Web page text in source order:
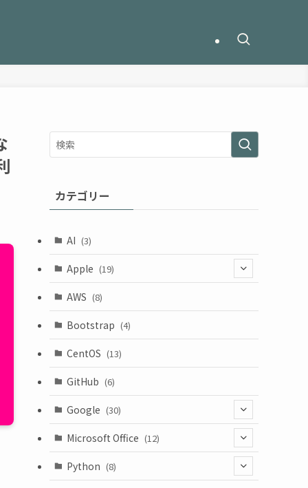
カテゴリー
AI (3)
Apple (19)
(1)
(18)
AWS (8)
Bootstrap (4)
CentOS (13)
GitHub (6)
Google (30)
(6)
Microsoft Office (12)
(9)
Python (8)